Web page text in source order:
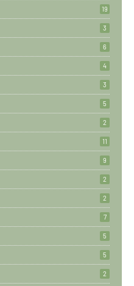
19
3
6
4
3
5
2
11
9
2
2
7
5
5
2